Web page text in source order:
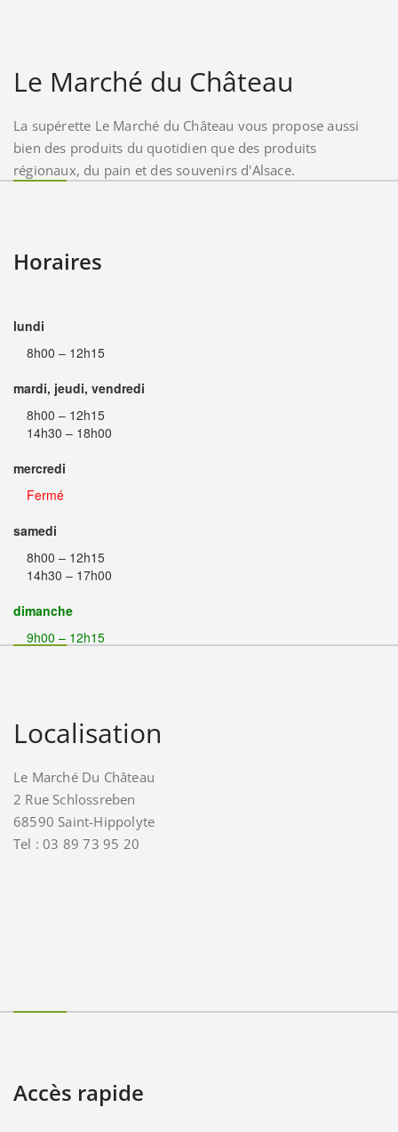
Le Marché du Château
La supérette Le Marché du Château vous propose aussi
bien des produits du quotidien que des produits
régionaux, du pain et des souvenirs d'Alsace.
Horaires
lundi
8h00 – 12h15
mardi, jeudi, vendredi
8h00 – 12h15
14h30 – 18h00
mercredi
Fermé
samedi
8h00 – 12h15
14h30 – 17h00
dimanche
9h00 – 12h15
Localisation
Le Marché Du Château
2 Rue Schlossreben
68590 Saint-Hippolyte
Tel : 03 89 73 95 20
Accès rapide